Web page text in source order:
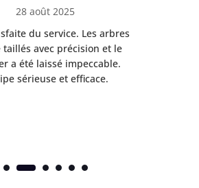
28 août 2025
du service. Les arbres
taillés avec précision et le
a été laissé impeccable.
sérieuse et efficace.